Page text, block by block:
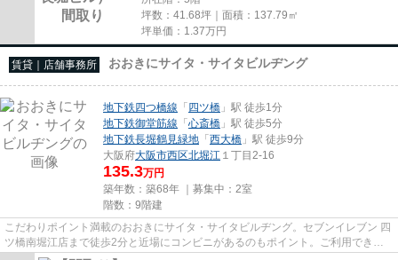
坪数：41.68坪｜面積：137.79㎡
坪単価： 1.37万円
賃貸｜店舗事務所 おおきにサイタ・サイタビルヂング
地下鉄四つ橋線 「四ツ橋 」駅 徒歩1分
地下鉄御堂筋線 「心斎橋 」駅 徒歩5分
地下鉄長堀鶴見緑地 「西大橋 」駅 徒歩9分
大阪府大阪市西区北堀江 １丁目2-16
135.3万円
築年数：築68年 ｜募集中： 2室
階数：9階建
こだわりポイント満載のおおきにサイタ・サイタビルヂング。セブンイレブン 四
ツ橋南堀江店まで徒歩2分と近場にコンビニがあるのもポイント。ご利用できる
駅は3駅以上あり、交通の便が...